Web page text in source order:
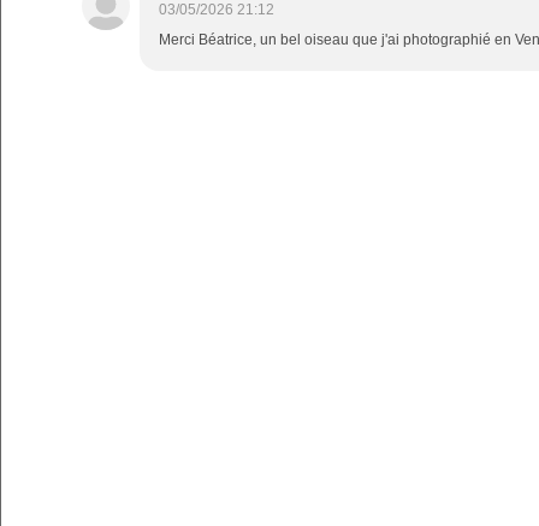
03/05/2026 21:12
Merci Béatrice, un bel oiseau que j'ai photographié en